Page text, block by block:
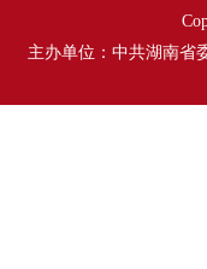
主办单位：中共湖南省